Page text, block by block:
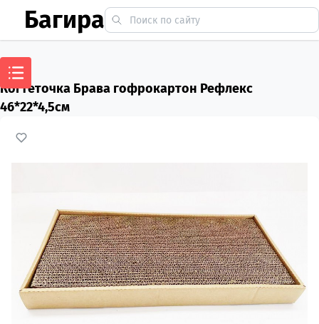
Багира
Когтеточка Брава гофрокартон Рефлекс
46*22*4,5см